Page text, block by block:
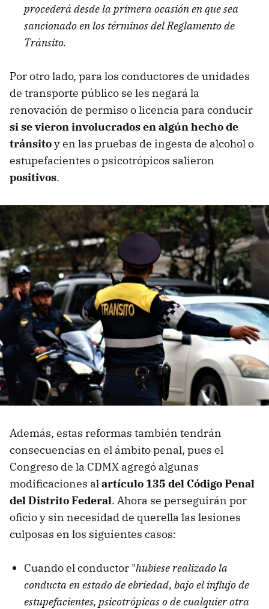
procederá desde la primera ocasión en que sea
sancionado en los términos del Reglamento de
Tránsito.
Por otro lado, para los conductores de unidades
de transporte público se les negará la
renovación de permiso o licencia para conducir
si se vieron involucrados en algún hecho de
tránsitoy en las pruebas de ingesta de alcohol o
estupefacientes o psicotrópicos salieron
positivos.
Además, estas reformas también tendrán
consecuencias en el ámbito penal, pues el
Congreso de la CDMX agregó algunas
modificaciones alartículo 135 del Código Penal
del Distrito Federal. Ahora se perseguirán por
oficio y sin necesidad de querella las lesiones
culposas en los siguientes casos:
Cuando el conductor "hubiese realizado la
conducta en estado de ebriedad, bajo el influjo de
estupefacientes, psicotrópicas o de cualquier otra